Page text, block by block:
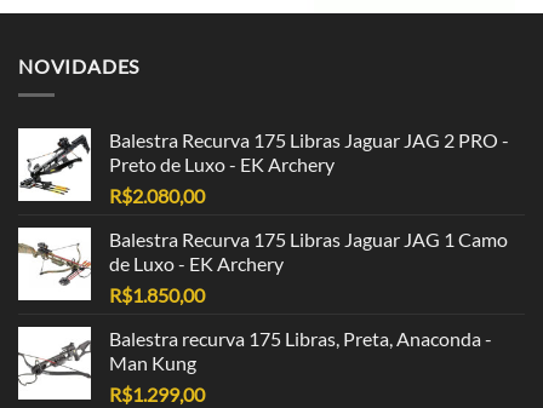
NOVIDADES
Balestra Recurva 175 Libras Jaguar JAG 2 PRO -
Preto de Luxo - EK Archery
R$2.080,00
Balestra Recurva 175 Libras Jaguar JAG 1 Camo
de Luxo - EK Archery
R$1.850,00
Balestra recurva 175 Libras, Preta, Anaconda -
Man Kung
R$1.299,00